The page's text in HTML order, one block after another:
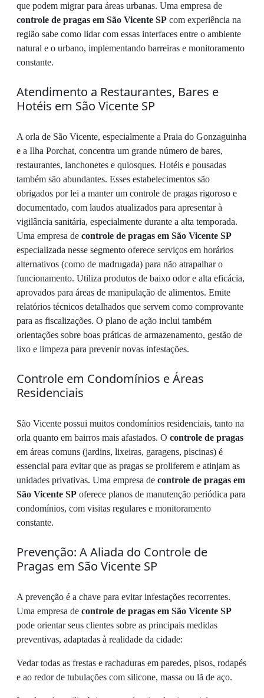
que podem migrar para áreas urbanas. Uma empresa de
controle de pragas em São Vicente SP com experiência na
região sabe como lidar com essas interfaces entre o ambiente
natural e o urbano, implementando barreiras e monitoramento
constante.
Atendimento a Restaurantes, Bares e
Hotéis em São Vicente SP
A orla de São Vicente, especialmente a Praia do Gonzaguinha
e a Ilha Porchat, concentra um grande número de bares,
restaurantes, lanchonetes e quiosques. Hotéis e pousadas
também são abundantes. Esses estabelecimentos são
obrigados por lei a manter um controle de pragas rigoroso e
documentado, com laudos atualizados para apresentar à
vigilância sanitária, especialmente durante a alta temporada.
Uma empresa de controle de pragas em São Vicente SP
especializada nesse segmento oferece serviços em horários
alternativos (como de madrugada) para não atrapalhar o
funcionamento. Utiliza produtos de baixo odor e alta eficácia,
aprovados para áreas de manipulação de alimentos. Emite
relatórios técnicos detalhados que servem como comprovante
para as fiscalizações. O plano de ação inclui também
orientações sobre boas práticas de armazenamento, gestão de
lixo e limpeza para prevenir novas infestações.
Controle em Condomínios e Áreas
Residenciais
São Vicente possui muitos condomínios residenciais, tanto na
orla quanto em bairros mais afastados. O controle de pragas
em áreas comuns (jardins, lixeiras, garagens, piscinas) é
essencial para evitar que as pragas se proliferem e atinjam as
unidades privativas. Uma empresa de controle de pragas em
São Vicente SP oferece planos de manutenção periódica para
condomínios, com visitas regulares e monitoramento
constante.
Prevenção: A Aliada do Controle de
Pragas em São Vicente SP
A prevenção é a chave para evitar infestações recorrentes.
Uma empresa de controle de pragas em São Vicente SP
pode orientar seus clientes sobre as principais medidas
preventivas, adaptadas à realidade da cidade:
Vedar todas as frestas e rachaduras em paredes, pisos, rodapés
e ao redor de tubulações com silicone, massa ou lã de aço.